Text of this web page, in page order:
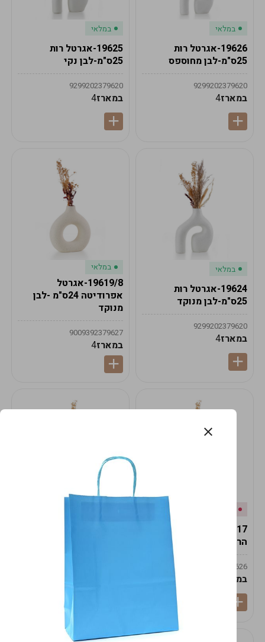
במלאי
19626-אגרטל רות
25ס"מ-לבן מחוספס
9299202379620
במארז4
במלאי
19625-אגרטל רות
25ס"מ-לבן נקי
9299202379620
במארז4
במלאי
19624-אגרטל רות
25ס"מ-לבן מנוקד
9299202379620
במארז4
במלאי
19619/8-אגרטל
אפרודיטה 24ס"מ -לבן
מנוקד
9009392379627
במארז4
19617-2/17-אגרטל
הרמס 19ס"מ -לבן נקי
9009492379626
במארז
9009492379626